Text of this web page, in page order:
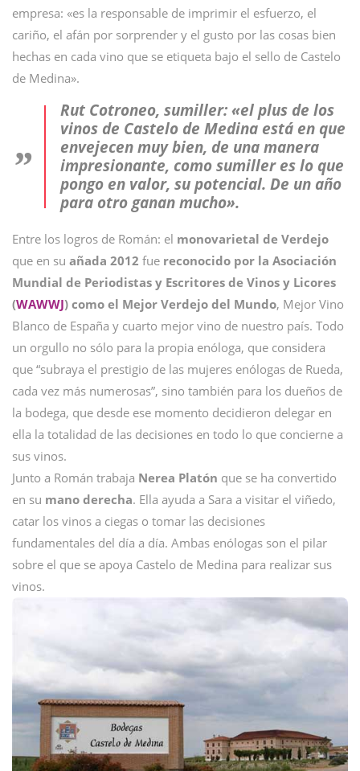
empresa: «es la responsable de imprimir el esfuerzo, el
cariño, el afán por sorprender y el gusto por las cosas bien
hechas en cada vino que se etiqueta bajo el sello de Castelo
de Medina».
Rut Cotroneo, sumiller:«el plus de los
vinos de Castelo de Medina está en que
envejecen muy bien, de una manera
impresionante, como sumiller es lo que
pongo en valor, su potencial. De un año
para otro ganan mucho».
Entre los logros de Román: el monovarietal de Verdejo
que en su añada 2012 fue reconocido por la Asociación
Mundial de Periodistas y Escritores de Vinos y Licores
(WAWWJ) como el Mejor Verdejo del Mundo, Mejor Vino
Blanco de España y cuarto mejor vino de nuestro país. Todo
un orgullo no sólo para la propia enóloga, que considera
que “subraya el prestigio de las mujeres enólogas de Rueda,
cada vez más numerosas”, sino también para los dueños de
la bodega, que desde ese momento decidieron delegar en
ella la totalidad de las decisiones en todo lo que concierne a
sus vinos.
Junto a Román trabaja Nerea Platón que se ha convertido
en su mano derecha. Ella ayuda a Sara a visitar el viñedo,
catar los vinos a ciegas o tomar las decisiones
fundamentales del día a día. Ambas enólogas son el pilar
sobre el que se apoya Castelo de Medina para realizar sus
vinos.